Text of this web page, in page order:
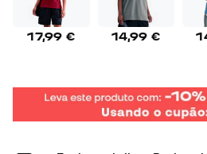
17,99 € 14,99 €